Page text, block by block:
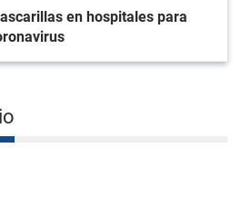
en hospitales para